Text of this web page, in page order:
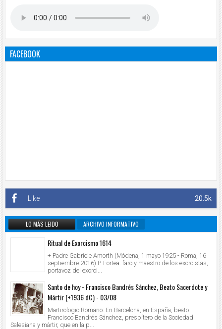
FACEBOOK
20.5k
Like
LO MÁS LEIDO ARCHIVO INFORMATIVO
Ritual de Exorcismo 1614
+ Padre Gabriele Amorth (Módena, 1 mayo 1925 - Roma, 16
septiembre 2016) P. Fortea: faro y maestro de los exorcistas,
portavoz del exorci...
Santo de hoy - Francisco Bandrés Sánchez, Beato Sacerdote y
Mártir (+1936 dC) - 03/08
Martirologio Romano: En Barcelona, en España, beato
Francisco Bandrés Sánchez, presbítero de la Sociedad
Salesiana y mártir, que en la p...